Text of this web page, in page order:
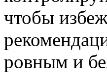
чтобы
ровным и